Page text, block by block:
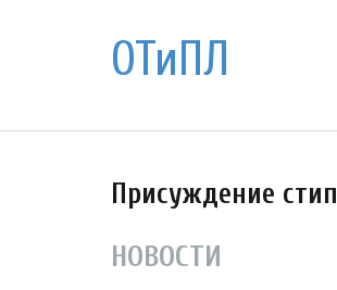
ОТиПЛ
Присуждение
НОВОСТИ